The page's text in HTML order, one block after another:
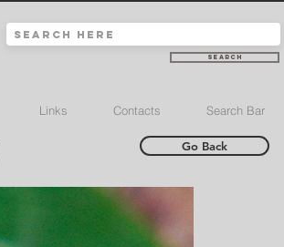
Search
Links Contacts Search Bar
Go Back